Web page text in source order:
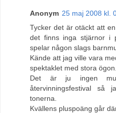
Anonym 25 maj 2008 kl.
Tycker det är otäckt att
det finns inga stjärnor i
spelar någon slags
Kände att jag ville vara
spektaklet med stora ögon.
Det är ju ingen
återvinningsfestival så
tonerna.
Kvällens pluspoäng går